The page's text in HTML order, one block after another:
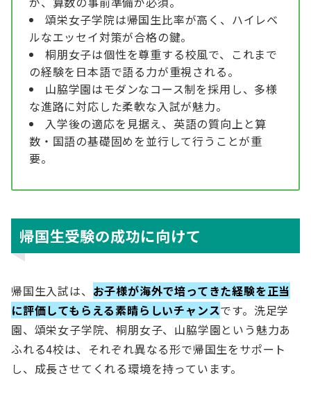
頌栄女子学院は帰国生比率が高く、ハイレベ
ルなエッセイ対策が合格の鍵。
桐朋女子は個性を尊重する校風で、これまで
の経験を日本語で語る力が重視される。
山脇学園はモダンなコース制を採用し、多様
な進路に対応した柔軟な入試が魅力。
入学後の適応を見据え、英語の質向上と算
数・国語の基礎固めを並行して行うことが重
要。
帰国生受験の成功に向けて
帰国生入試は、 お子様が海外で培ってきた経験を正当
に評価してもらえる素晴らしいチャンスです。洗足学
園、頌栄女子学院、桐朋女子、山脇学園という魅力あ
ふれる4校は、それぞれ異なる形で帰国生をサポート
し、成長させてくれる環境を持っています。